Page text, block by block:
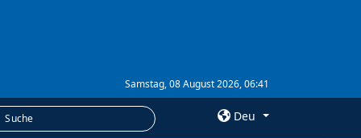
Samstag, 08 August 2026, 06:41
Deu